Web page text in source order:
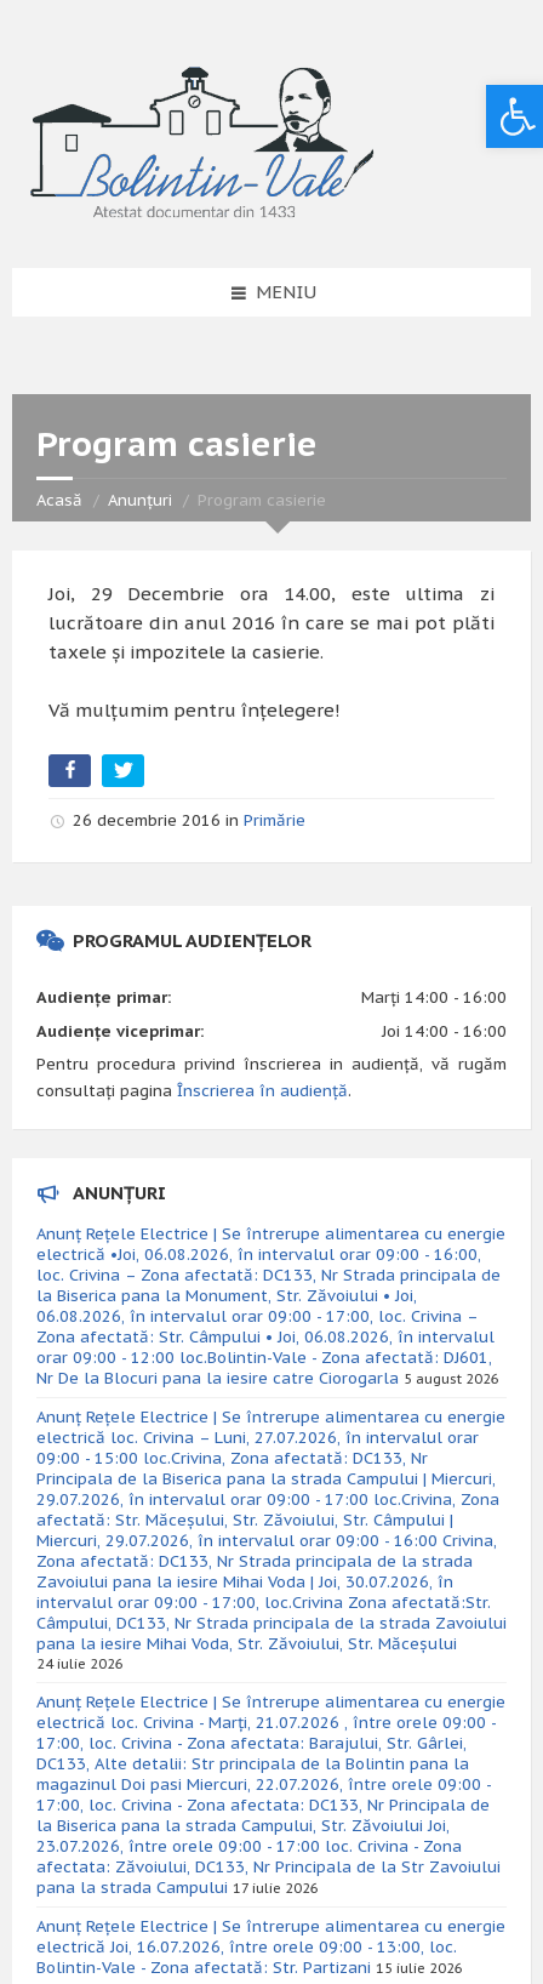
MENIU
Program casierie
Acasă Anunțuri Program casierie
Joi, 29 Decembrie ora 14.00, este ultima zi
lucrătoare din anul 2016 în care se mai pot plăti
taxele și impozitele la casierie.
Vă mulțumim pentru înțelegere!
26 decembrie 2016 in Primărie
PROGRAMUL AUDIENȚELOR
Audiențe primar:
Marți 14:00 - 16:00
Audiențe viceprimar:
Joi 14:00 - 16:00
Pentru procedura privind înscrierea in audiență, vă rugăm
consultați pagina Înscrierea în audiență.
ANUNȚURI
Anunț Rețele Electrice | Se întrerupe alimentarea cu energie
electrică •Joi, 06.08.2026, în intervalul orar 09:00 - 16:00,
loc. Crivina – Zona afectată: DC133, Nr Strada principala de
la Biserica pana la Monument, Str. Zăvoiului • Joi,
06.08.2026, în intervalul orar 09:00 - 17:00, loc. Crivina –
Zona afectată: Str. Câmpului • Joi, 06.08.2026, în intervalul
orar 09:00 - 12:00 loc.Bolintin-Vale - Zona afectată: DJ601,
Nr De la Blocuri pana la iesire catre Ciorogarla 5 august 2026
Anunț Rețele Electrice | Se întrerupe alimentarea cu energie
electrică loc. Crivina – Luni, 27.07.2026, în intervalul orar
09:00 - 15:00 loc.Crivina, Zona afectată: DC133, Nr
Principala de la Biserica pana la strada Campului | Miercuri,
29.07.2026, în intervalul orar 09:00 - 17:00 loc.Crivina, Zona
afectată: Str. Măceșului, Str. Zăvoiului, Str. Câmpului |
Miercuri, 29.07.2026, în intervalul orar 09:00 - 16:00 Crivina,
Zona afectată: DC133, Nr Strada principala de la strada
Zavoiului pana la iesire Mihai Voda | Joi, 30.07.2026, în
intervalul orar 09:00 - 17:00, loc.Crivina Zona afectată:Str.
Câmpului, DC133, Nr Strada principala de la strada Zavoiului
pana la iesire Mihai Voda, Str. Zăvoiului, Str. Măceșului
24 iulie 2026
Anunț Rețele Electrice | Se întrerupe alimentarea cu energie
electrică loc. Crivina - Marți, 21.07.2026 , între orele 09:00 -
17:00, loc. Crivina - Zona afectata: Barajului, Str. Gârlei,
DC133, Alte detalii: Str principala de la Bolintin pana la
magazinul Doi pasi Miercuri, 22.07.2026, între orele 09:00 -
17:00, loc. Crivina - Zona afectata: DC133, Nr Principala de
la Biserica pana la strada Campului, Str. Zăvoiului Joi,
23.07.2026, între orele 09:00 - 17:00 loc. Crivina - Zona
afectata: Zăvoiului, DC133, Nr Principala de la Str Zavoiului
pana la strada Campului 17 iulie 2026
Anunț Rețele Electrice | Se întrerupe alimentarea cu energie
electrică Joi, 16.07.2026, între orele 09:00 - 13:00, loc.
Bolintin-Vale - Zona afectată: Str. Partizani 15 iulie 2026
Deschide bara de unelte